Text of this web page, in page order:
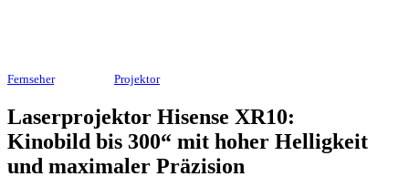
Fernseher, Heimkino, Projektor05.05.2026
Laserprojektor Hisense XR10:
Kinobild bis 300“ mit hoher Helligkeit
und maximaler Präzision